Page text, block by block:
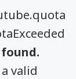
valid